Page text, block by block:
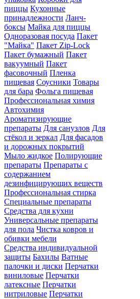
пиццы Кухонные
принадлежности Ланч-
боксы Майка для пиццы
Одноразовая посуда Пакет
"Майка" Пакет Zip-Lock
Пакет бумажный Пакет
вакуумный Пакет
фасовочный Пленка
пищевая Соусники Товары
для бара Фольга пищевая
Профессиональная химия
Автохимия
Ароматизирующие
препараты Для санузлов Для
стёкол и зеркал Для фасадов
и дорожных покрытий
Мыло жидкое Полирующие
препараты Препараты с
содержанием
дезинфицирующих веществ
Профессиональная стирка
Специальные препараты
Средства для кухни
Универсальные препараты
для пола Чистка ковров и
обивки мебели
Средства индивидуальной
защиты Бахилы Ватные
палочки и диски Перчатки
виниловые Перчатки
латексные Перчатки
нитриловые Перчатки